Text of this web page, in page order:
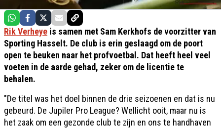
Rik Verheye is samen met Sam Kerkhofs de voorzitter van
Sporting Hasselt. De club is erin geslaagd om de poort
open te beuken naar het profvoetbal. Dat heeft heel veel
voeten in de aarde gehad, zeker om de licentie te
behalen.
"De titel was het doel binnen de drie seizoenen en dat is nu
gebeurd. De Jupiler Pro League? Wellicht ooit, maar nu is
het zaak om een gezonde club te zijn en ons te handhaven